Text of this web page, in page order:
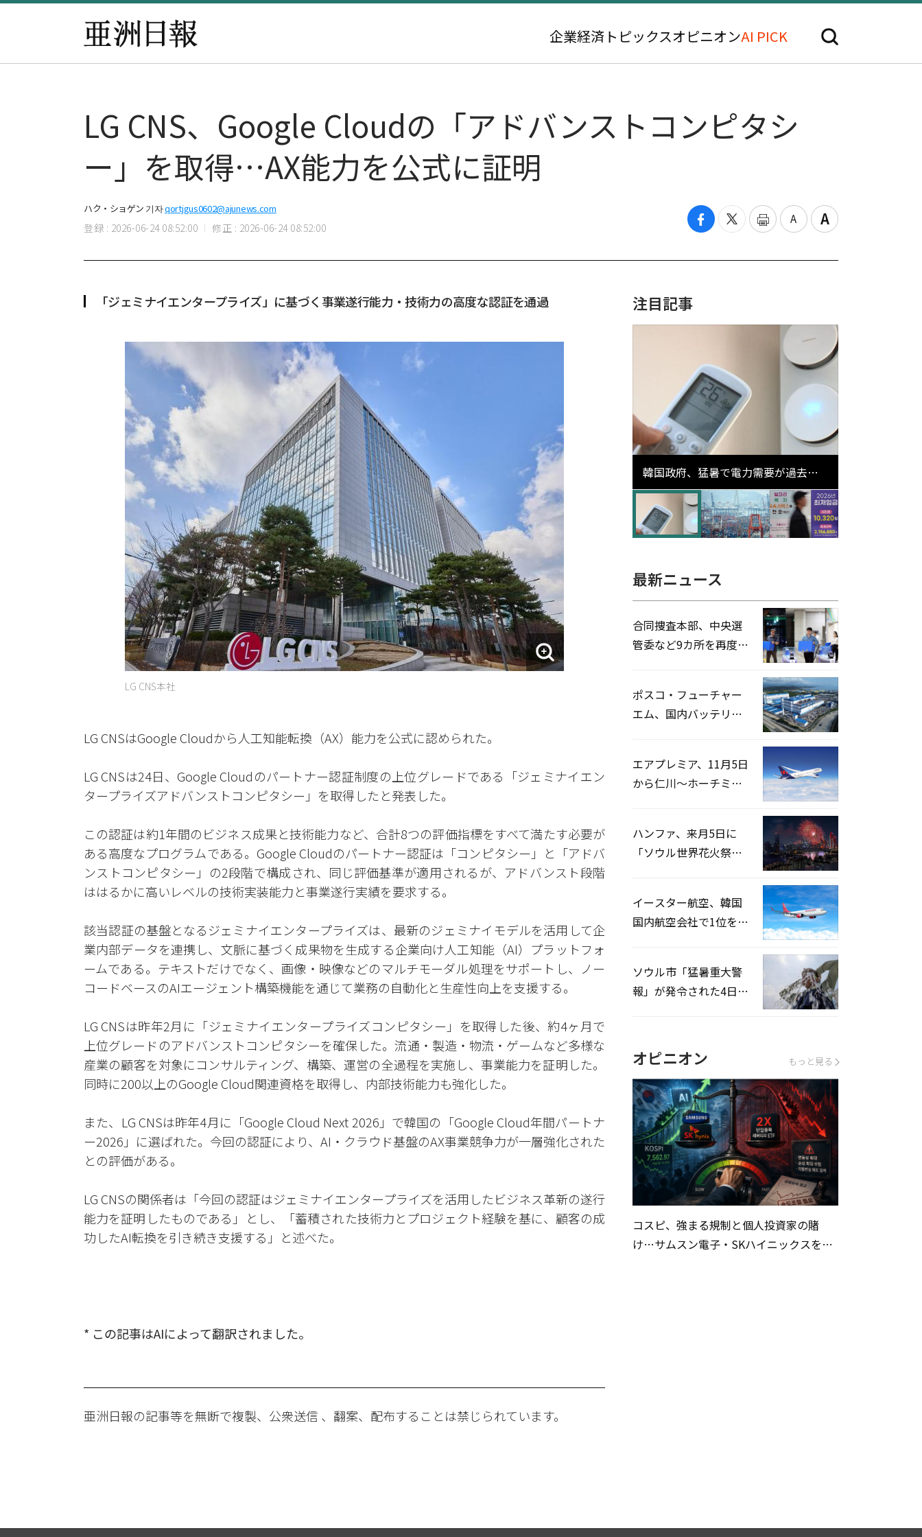
企業経済 トピックスオピニオンAI PICK
LG CNS、Google Cloudの「アドバンストコンピタシ
ー」を取得…AX能力を公式に証明
ハク・ショゲン 기자qortjgus0602@ajunews.com
登録 : 2026-06-24 08:52:00 修正 : 2026-06-24 08:52:00
「ジェミナイエンタープライズ」に基づく事業遂行能力・技術力の高度な認証を通過
LG CNS本社
LG CNSはGoogle Cloudから人工知能転換（AX）能力を公式に認められた。
LG CNSは24日、Google Cloudのパートナー認証制度の上位グレードである「ジェミナイエン
タープライズアドバンストコンピタシー」を取得したと発表した。
この認証は約1年間のビジネス成果と技術能力など、合計8つの評価指標をすべて満たす必要が
ある高度なプログラムである。Google Cloudのパートナー認証は「コンピタシー」と「アドバ
ンストコンピタシー」の2段階で構成され、同じ評価基準が適用されるが、アドバンスト段階
ははるかに高いレベルの技術実装能力と事業遂行実績を要求する。
該当認証の基盤となるジェミナイエンタープライズは、最新のジェミナイモデルを活用して企
業内部データを連携し、文脈に基づく成果物を生成する企業向け人工知能（AI）プラットフォ
ームである。テキストだけでなく、画像・映像などのマルチモーダル処理をサポートし、ノー
コードベースのAIエージェント構築機能を通じて業務の自動化と生産性向上を支援する。
LG CNSは昨年2月に「ジェミナイエンタープライズコンピタシー」を取得した後、約4ヶ月で
上位グレードのアドバンストコンピタシーを確保した。流通・製造・物流・ゲームなど多様な
産業の顧客を対象にコンサルティング、構築、運営の全過程を実施し、事業能力を証明した。
同時に200以上のGoogle Cloud関連資格を取得し、内部技術能力も強化した。
また、LG CNSは昨年4月に「Google Cloud Next 2026」で韓国の「Google Cloud年間パートナ
ー2026」に選ばれた。今回の認証により、AI・クラウド基盤のAX事業競争力が一層強化された
との評価がある。
LG CNSの関係者は「今回の認証はジェミナイエンタープライズを活用したビジネス革新の遂行
能力を証明したものである」とし、「蓄積された技術力とプロジェクト経験を基に、顧客の成
功したAI転換を引き続き支援する」と述べた。
* この記事はAIによって翻訳されました。
亜洲日報の記事等を無断で複製、公衆送信 、翻案、配布することは禁じられています。
注目記事
韓国政府、猛暑で電力需要が過去最
高更新の可能性に需給対応体制を点
検
最新ニュース
合同捜査本部、中央選
管委など9カ所を再度家
ポスコ・フューチャー
エム、国内バッテリー
エアプレミア、11月5日
から仁川〜ホーチミン
ハンファ、来月5日に
「ソウル世界花火祭り
イースター航空、韓国
国内航空会社で1位を記
ソウル市「猛暑重大警
報」が発令された4日、
オピニオン もっと見る
コスピ、強まる規制と個人投資家の賭
け…サムスン電子・SKハイニックスを巡